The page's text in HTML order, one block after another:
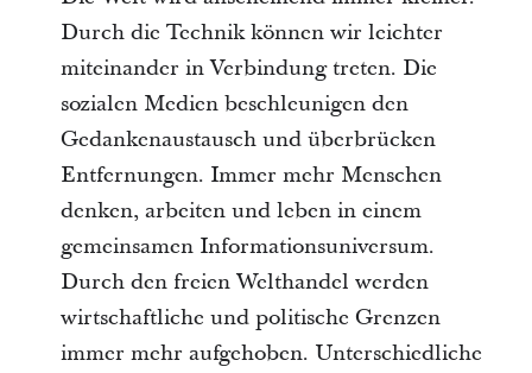
Durch die Technik können wir leichter
miteinander in Verbindung treten. Die
sozialen Medien beschleunigen den
Gedankenaustausch und überbrücken
Entfernungen. Immer mehr Menschen
denken, arbeiten und leben in einem
gemeinsamen Informationsuniversum.
Durch den freien Welthandel werden
wirtschaftliche und politische Grenzen
immer mehr aufgehoben. Unterschiedliche